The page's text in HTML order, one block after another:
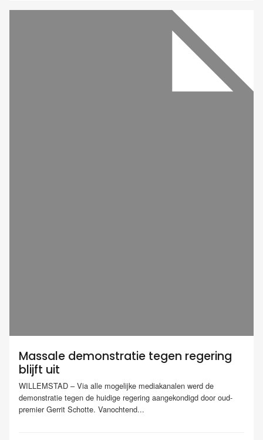
Massale demonstratie tegen regering
blijft uit
WILLEMSTAD – Via alle mogelijke mediakanalen werd de
demonstratie tegen de huidige regering aangekondigd door oud-
premier Gerrit Schotte. Vanochtend...